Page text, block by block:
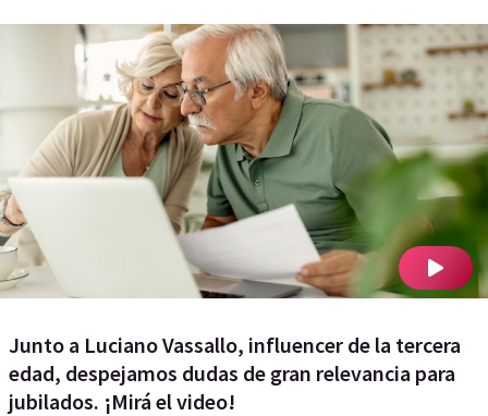
Junto a Luciano Vassallo, influencer de la tercera
edad, despejamos dudas de gran relevancia para
jubilados. ¡Mirá el video!